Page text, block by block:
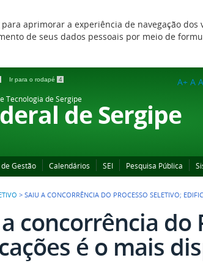
aprimorar a experiência de navegação
de seus dados pessoais por meio de
Ir para o rodapé 4 A+ A
Tecnologia de Sergipede Sergipe
Gestão Calendários SEI Pesquisa Pública
> SAIU A CONCORRÊNCIA DO PROCESSO SELETIVO;
concorrência do
é o mais